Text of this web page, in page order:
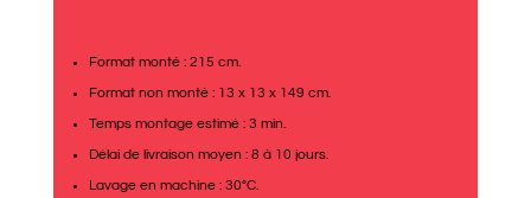
Format monté : 215 cm.
Format non monté : 13 x 13 x 149 cm.
Temps montage estimé : 3 min.
Délai de livraison moyen : 8 à 10 jours.
Lavage en machine : 30°C.